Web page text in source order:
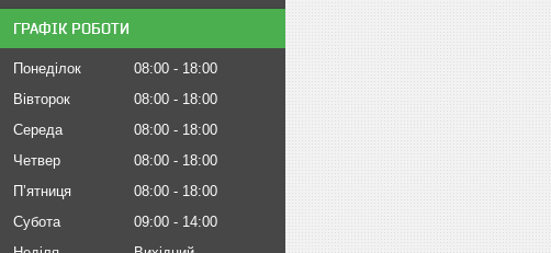
ГРАФІК РОБОТИ
Понеділок 08:00
18:00
Вівторок
08:00
18:00
Середа
08:00
18:00
Четвер
08:00
18:00
Пʼятниця
08:00
18:00
Субота
09:00
14:00